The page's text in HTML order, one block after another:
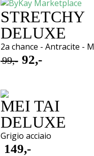
STRETCHY
DELUXE
2a chance - Antracite - M
99,-
Oorspronkelijke
was:
€ 99,-.
92,-
Huidige
is:
€ 92,-.
MEI TAI
DELUXE
Grigio acciaio
149,-